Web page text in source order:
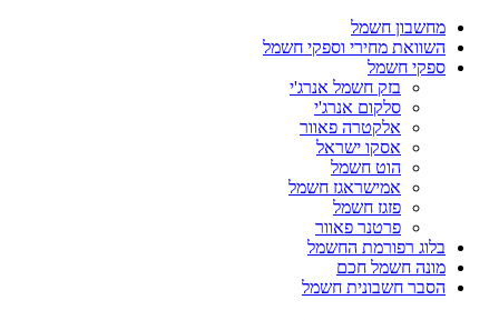
מחשבון חשמל
השוואת מחירי וספקי חשמל
ספקי חשמל
בזק חשמל אנרג'י
סלקום אנרג'י
אלקטרה פאוור
אסקו ישראל
הוט חשמל
אמישראגז חשמל
פזגז חשמל
פרטנר פאוור
בלוג רפורמת החשמל
מונה חשמל חכם
הסבר חשבונית חשמל